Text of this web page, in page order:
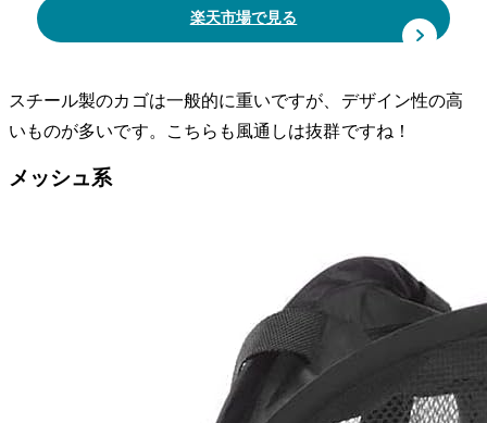
楽天市場で見る
スチール製のカゴは一般的に重いですが、デザイン性の高
いものが多いです。こちらも風通しは抜群ですね！
メッシュ系